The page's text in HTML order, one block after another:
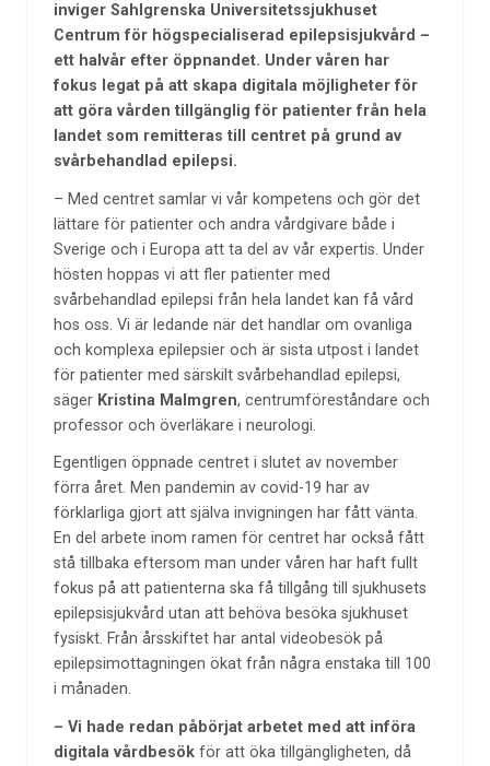
inviger Sahlgrenska Universitetssjukhuset
Centrum för högspecialiserad epilepsisjukvård –
ett halvår efter öppnandet. Under våren har
fokus legat på att skapa digitala möjligheter för
att göra vården tillgänglig för patienter från hela
landet som remitteras till centret på grund av
svårbehandlad epilepsi.
– Med centret samlar vi vår kompetens och gör det
lättare för patienter och andra vårdgivare både i
Sverige och i Europa att ta del av vår expertis. Under
hösten hoppas vi att fler patienter med
svårbehandlad epilepsi från hela landet kan få vård
hos oss. Vi är ledande när det handlar om ovanliga
och komplexa epilepsier och är sista utpost i landet
för patienter med särskilt svårbehandlad epilepsi,
säger Kristina Malmgren, centrumföreståndare och
professor och överläkare i neurologi.
Egentligen öppnade centret i slutet av november
förra året. Men pandemin av covid-19 har av
förklarliga gjort att själva invigningen har fått vänta.
En del arbete inom ramen för centret har också fått
stå tillbaka eftersom man under våren har haft fullt
fokus på att patienterna ska få tillgång till sjukhusets
epilepsisjukvård utan att behöva besöka sjukhuset
fysiskt. Från årsskiftet har antal videobesök på
epilepsimottagningen ökat från några enstaka till 100
i månaden.
– Vi hade redan påbörjat arbetet med att införa
digitala vårdbesök för att öka tillgängligheten, då